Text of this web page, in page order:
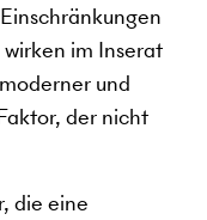
im Inserat
und
der nicht
die eine